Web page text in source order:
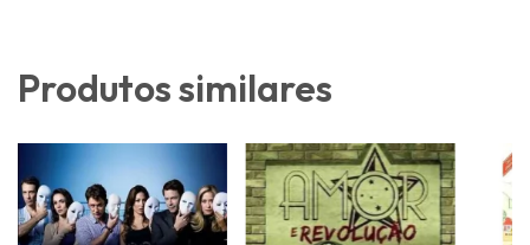
Produtos similares